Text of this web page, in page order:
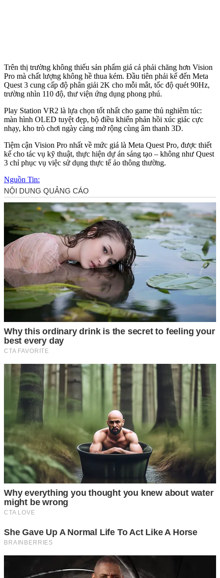
Trên thị trường không thiếu sản phẩm giá cả phải chăng hơn Vision
Pro mà chất lượng không hề thua kém. Đầu tiên phải kể đến Meta
Quest 3 cung cấp độ phân giải 2K cho mỗi mắt, tốc độ quét 90Hz,
trường nhìn 110 độ, thư viện ứng dụng phong phú.
Play Station VR2 là lựa chọn tốt nhất cho game thủ nghiêm túc:
màn hình OLED tuyệt đẹp, bộ điều khiển phản hồi xúc giác cực
nhạy, kho trò chơi ngày càng mở rộng cùng âm thanh 3D.
Tiệm cận Vision Pro nhất về mức giá là Meta Quest Pro, được thiết
kế cho tác vụ kỹ thuật, thực hiện dự án sáng tạo – không như Quest
3 chỉ phục vụ việc sử dụng thực tế ảo thông thường.
Nguồn Tin: